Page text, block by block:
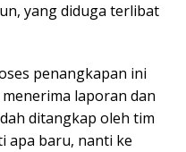
yang diduga terlibat
penangkapan ini
laporan dan
ditangkap oleh tim
apa baru, nanti ke